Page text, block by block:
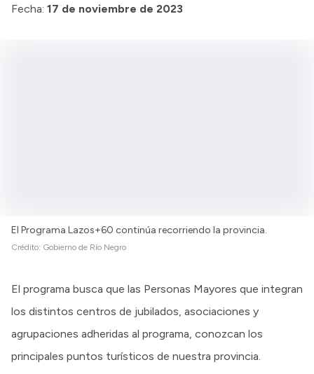
Convocatorias
Fecha: 17 de noviembre de 2023
El Programa Lazos+60 continúa recorriendo la provincia.
Crédito: Gobierno de Río Negro
El programa busca que las Personas Mayores que integran
los distintos centros de jubilados, asociaciones y
agrupaciones adheridas al programa, conozcan los
principales puntos turísticos de nuestra provincia.